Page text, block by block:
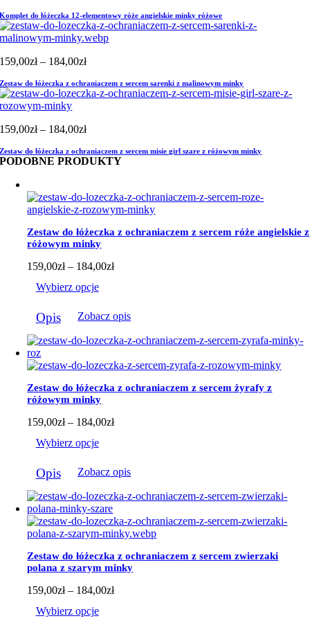
Komplet do łóżeczka 12-elementowy róże angielskie minky różowe
159,00zł – 184,00złZakres
od
159,00zł
Zestaw do łóżeczka z ochraniaczem z sercem sarenki z malinowym minky
159,00zł – 184,00złZakres
od
159,00zł
184,00zł
Zestaw do łóżeczka z ochraniaczem z sercem misie girl szare z różowym minky
PODOBNE PRODUKTY
Zestaw do łóżeczka z ochraniaczem z sercem róże angielskie z
różowym minky
159,00zł – 184,00złZakres
do
Wybierz opcje
produkt
ma
wiele
wariantów.
Opcje
można
wybrać
na
stronie
Opis Zobacz opis
Zestaw do łóżeczka z ochraniaczem z sercem żyrafy z
różowym minky
159,00zł – 184,00złZakres
do
Wybierz opcje
produkt
ma
wiele
wariantów.
Opcje
można
wybrać
na
stronie
produktu
Opis Zobacz opis
Zestaw do łóżeczka z ochraniaczem z sercem zwierzaki
polana z szarym minky
159,00zł – 184,00złZakres
Wybierz opcje